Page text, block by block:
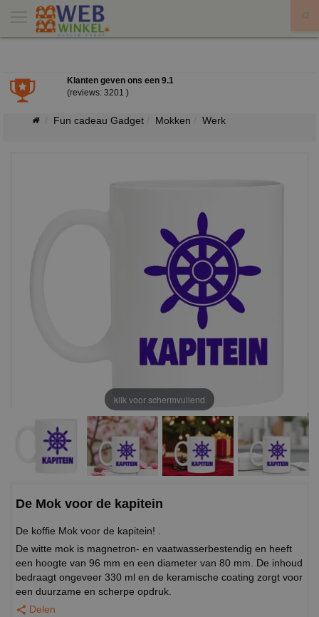
Klanten geven ons een 9.1
(reviews: 3201 )
Fun cadeau Gadget Mokken Werk
klik voor schermvullend
De Mok voor de kapitein
De koffie Mok voor de kapitein! .
De witte mok is magnetron- en vaatwasserbestendig en heeft
een hoogte van 96 mm en een diameter van 80 mm. De inhoud
bedraagt ongeveer 330 ml en de keramische coating zorgt voor
een duurzame en scherpe opdruk.
Delen